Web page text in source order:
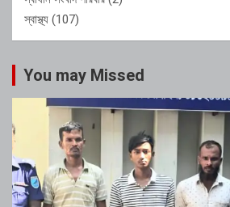
স্বাস্থ্য (107)
You may Missed